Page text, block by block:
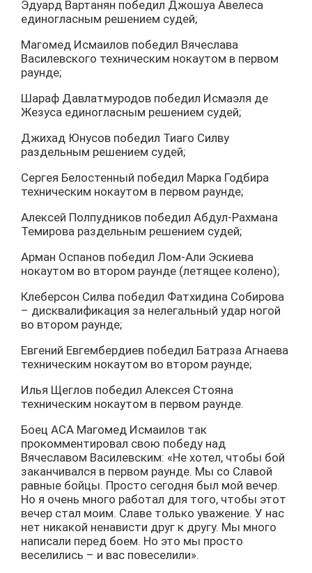
Эдуард Вартанян победил Джошуа Авелеса
единогласным решением судей;
Магомед Исмаилов победил Вячеслава
Василевского техническим нокаутом в первом
раунде;
Шараф Давлатмуродов победил Исмаэля де
Жезуса единогласным решением судей;
Джихад Юнусов победил Тиаго Силву
раздельным решением судей;
Сергея Белостенный победил Марка Годбира
техническим нокаутом в первом раунде;
Алексей Полпудников победил Абдул-Рахмана
Темирова раздельным решением судей;
Арман Оспанов победил Лом-Али Эскиева
нокаутом во втором раунде (летящее колено);
Клеберсон Силва победил Фатхидина Собирова
– дисквалификация за нелегальный удар ногой
во втором раунде;
Евгений Евгембердиев победил Батраза Агнаева
техническим нокаутом во втором раунде;
Илья Щеглов победил Алексея Стояна
техническим нокаутом в первом раунде.
Боец АСА Магомед Исмаилов так
прокомментировал свою победу над
Вячеславом Василевским: «Не хотел, чтобы бой
заканчивался в первом раунде. Мы со Славой
равные бойцы. Просто сегодня был мой вечер.
Но я очень много работал для того, чтобы этот
вечер стал моим. Славе только уважение. У нас
нет никакой ненависти друг к другу. Мы много
написали перед боем. Но это мы просто
веселились – и вас повеселили».